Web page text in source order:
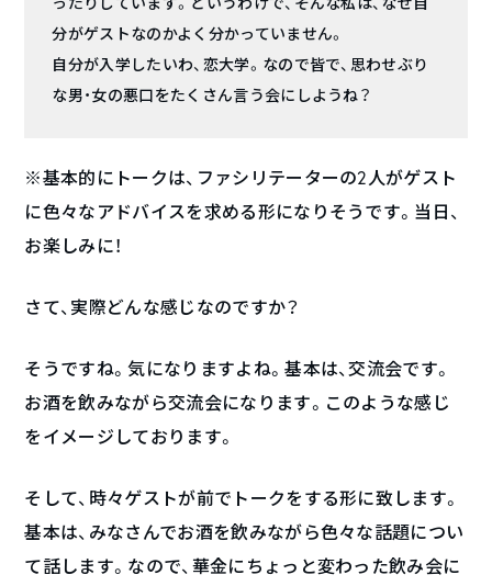
分がゲストなのかよく分かっていません。
自分が入学したいわ、恋大学。なので皆で、思わせぶり
な男・女の悪口をたくさん言う会にしようね？
※基本的にトークは、ファシリテーターの2人がゲスト
に色々なアドバイスを求める形になりそうです。当日、
お楽しみに！
さて、実際どんな感じなのですか？
そうですね。気になりますよね。基本は、交流会です。
お酒を飲みながら交流会になります。このような感じ
をイメージしております。
そして、時々ゲストが前でトークをする形に致します。
基本は、みなさんでお酒を飲みながら色々な話題につい
て話します。なので、華金にちょっと変わった飲み会に